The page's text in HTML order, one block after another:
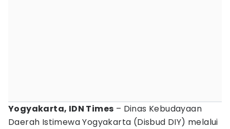
Yogyakarta, IDN Times – Dinas Kebudayaan
Daerah Istimewa Yogyakarta (Disbud DIY) melalui